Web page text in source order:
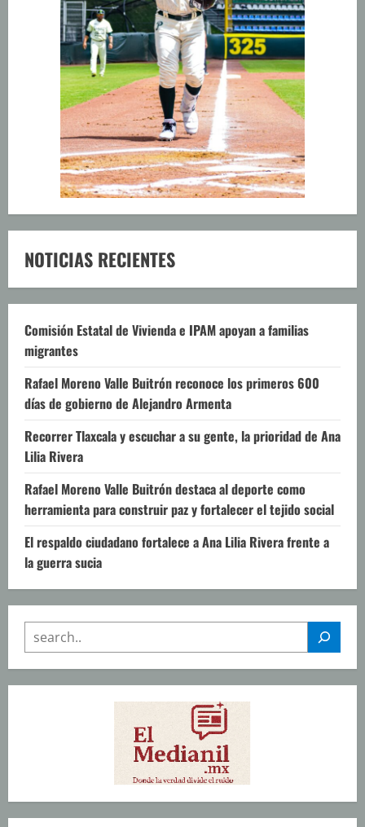
NOTICIAS RECIENTES
Comisión Estatal de Vivienda e IPAM apoyan a familias
migrantes
Rafael Moreno Valle Buitrón reconoce los primeros 600
días de gobierno de Alejandro Armenta
Recorrer Tlaxcala y escuchar a su gente, la prioridad de Ana
Lilia Rivera
Rafael Moreno Valle Buitrón destaca al deporte como
herramienta para construir paz y fortalecer el tejido social
El respaldo ciudadano fortalece a Ana Lilia Rivera frente a
la guerra sucia